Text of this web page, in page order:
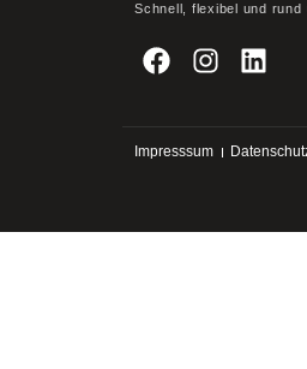
Schnell, flexibel und rund
Impresssum